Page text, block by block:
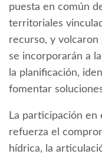
puesta en común
territoriales
recurso, y volcaron
se incorporarán a
la planificación,
fomentar
La participación en
refuerza el
hídrica, la